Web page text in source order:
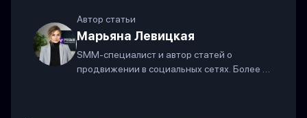
Автор статьи
Марьяна Левицкая
SMM-специалист и автор статей о
продвижении в социальных сетях. Более 7